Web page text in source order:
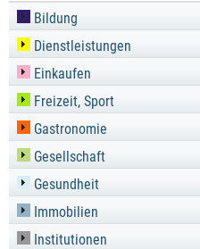
Bildung
Dienstleistungen
Einkaufen
Freizeit, Sport
Gastronomie
Gesellschaft
Gesundheit
Immobilien
Institutionen